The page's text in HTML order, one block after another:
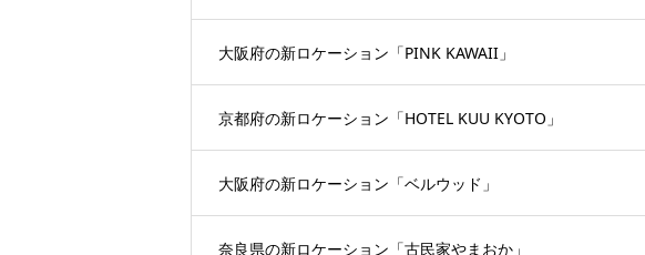
大阪府の新ロケーション「PINK KAWAII」
京都府の新ロケーション「HOTEL KUU KYOTO」
大阪府の新ロケーション「ベルウッド」
奈良県の新ロケーション「古民家やまおか」